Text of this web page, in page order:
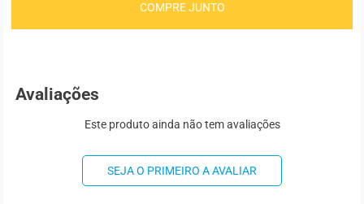
COMPRE JUNTO
Avaliações
Este produto ainda não tem avaliações
SEJA O PRIMEIRO A AVALIAR